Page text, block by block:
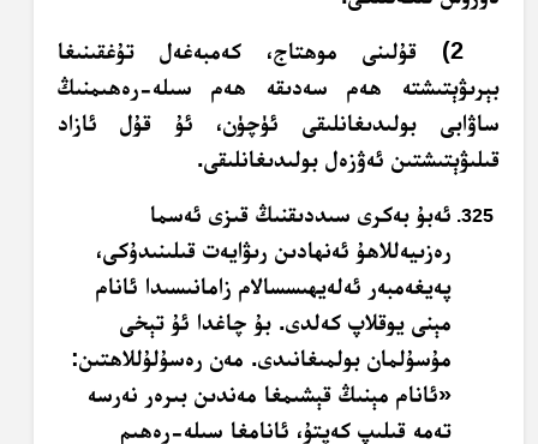
2) قۇلىنى موھتاج، كەمبەغەل تۇغقىنىغا
بېرىۋېتىشتە ھەم سەدىقە ھەم سىلە-رەھىمنىڭ
ساۋابى بولىدىغانلىقى ئۈچۈن، ئۇ قۇل ئازاد
قىلىۋېتىشتىن ئەۋزەل بولىدىغانلىقى.
ئەبۇ بەكرى سىددىقنىڭ قىزى ئەسما
رەزىيەللاھۇ ئەنھادىن رىۋايەت قىلىنىدۇكى،
پەيغەمبەر ئەلەيھىسسالام زامانىسىدا ئانام
مېنى يوقلاپ كەلدى. بۇ چاغدا ئۇ تېخى
مۇسۇلمان بولمىغانىدى. مەن رەسۇلۇللاھتىن:
«ئانام مېنىڭ قېشىمغا مەندىن بىرەر نەرسە
تەمە قىلىپ كەپتۇ، ئانامغا سىلە-رەھىم